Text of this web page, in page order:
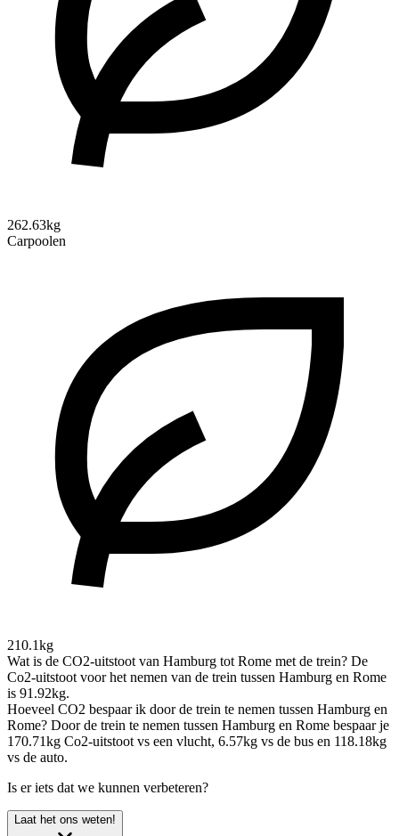
262.63kg
Carpoolen
210.1kg
Wat is de CO2-uitstoot van Hamburg tot Rome met de trein? De
Co2-uitstoot voor het nemen van de trein tussen Hamburg en Rome
is 91.92kg.
Hoeveel CO2 bespaar ik door de trein te nemen tussen Hamburg en
Rome? Door de trein te nemen tussen Hamburg en Rome bespaar je
170.71kg Co2-uitstoot vs een vlucht, 6.57kg vs de bus en 118.18kg
vs de auto.
Is er iets dat we kunnen verbeteren?
Laat het ons weten!